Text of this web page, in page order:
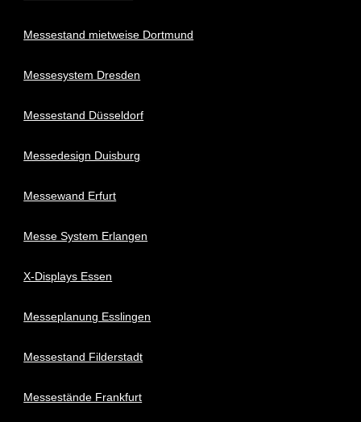
Messestand mietweise Dortmund
Messesystem Dresden
Messestand Düsseldorf
Messedesign Duisburg
Messewand Erfurt
Messe System Erlangen
X-Displays Essen
Messeplanung Esslingen
Messestand Filderstadt
Messestände Frankfurt